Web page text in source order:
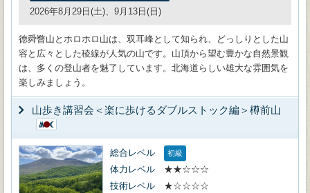
2026年8月29日(土)、9月13日(日)
徳舜瞥山とホロホロ山は、双耳峰として知られ、どっしりとした山
容と広々とした稜線が人気の山です。山頂から望む豊かな自然景観
は、多くの登山者を魅了しています。北海道らしい雄大な雰囲気を
楽しみましょう。
山歩き講習会＜楽に歩けるダブルストック編＞樽前山
総合レベル 初級
体力レベル
★★☆☆☆
技術レベル
★☆☆☆☆